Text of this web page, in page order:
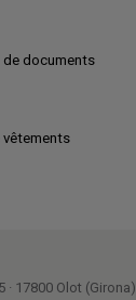
documents
vêtements
· 17800 Olot (Girona)